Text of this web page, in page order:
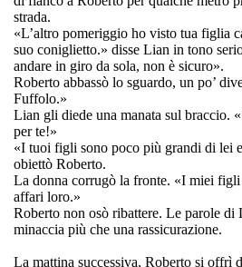
strada.
«L’altro pomeriggio ho visto tua figlia
suo coniglietto.» disse Lian in tono
andare in giro da sola, non è sicuro».
Roberto abbassò lo sguardo, un po’
Fuffolo.»
Lian gli diede una manata sul braccio.
per te!»
«I tuoi figli sono poco più grandi di lei
obiettò Roberto.
La donna corrugò la fronte. «I miei
affari loro.»
Roberto non osò ribattere. Le parole di
minaccia più che una rassicurazione.
La mattina successiva, Roberto si offrì